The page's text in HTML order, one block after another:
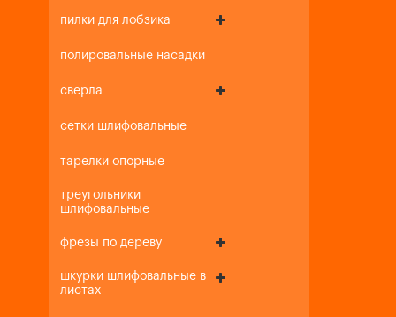
пилки для лобзика
полировальные насадки
сверла
сетки шлифовальные
тарелки опорные
треугольники
шлифовальные
фрезы по дереву
шкурки шлифовальные в
листах